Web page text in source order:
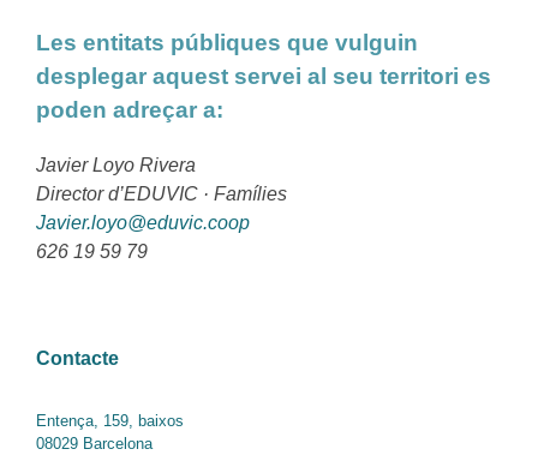
Les entitats públiques que vulguin
desplegar aquest servei al seu territori es
poden adreçar a:
Javier Loyo Rivera
Director d’EDUVIC · Famílies
Javier.loyo@eduvic.coop
626 19 59 79
Contacte
Entença, 159, baixos
08029 Barcelona